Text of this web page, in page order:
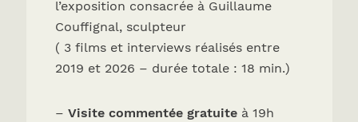
l’exposition consacrée à Guillaume
Couffignal, sculpteur
( 3 films et interviews réalisés entre
2019 et 2026 – durée totale : 18 min.)
– Visite commentée gratuite à 19h